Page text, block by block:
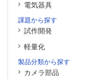
電気器具
課題から探す
試作開発
軽量化
製品分類から探す
カメラ部品